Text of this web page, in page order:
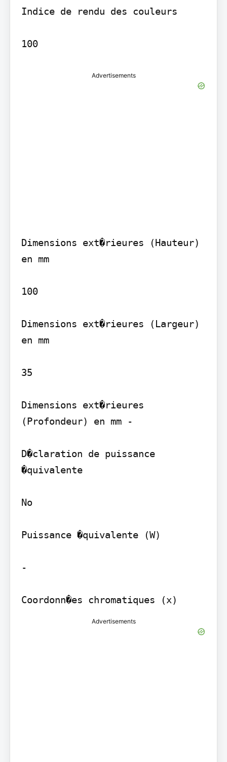
Indice de rendu des couleurs
100
Advertisements
Dimensions ext�rieures (Hauteur)
en mm
100
Dimensions ext�rieures (Largeur)
en mm
35
Dimensions ext�rieures
(Profondeur) en mm -
D�claration de puissance
�quivalente
No
Puissance �quivalente (W)
-
Advertisements